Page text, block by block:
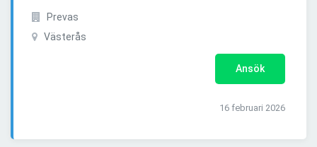
Prevas
Västerås
Ansök
16 februari 2026